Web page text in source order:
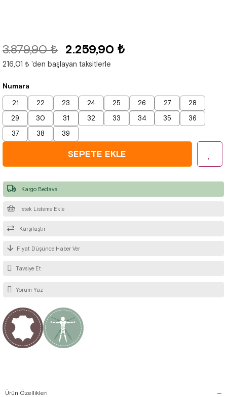
3.879,90 ₺ 2.259,90 ₺
216,01 ₺ 'den başlayan taksitlerle
Numara
21 22 23 24 25 26 27
28
29
30 31 32 33 34 35
36
37
38 39
İstek Listeme Ekle
Karşılaştır
Fiyat Düşünce Haber Ver
Kargo Bedava
Tavsiye Et
Yorum Yaz
Ürün Özellikleri